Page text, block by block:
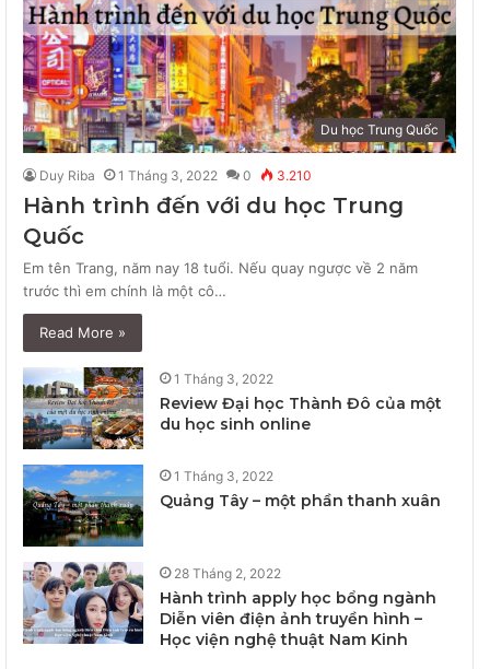
Du học Trung Quốc
Duy Riba 1 Tháng 3, 2022 0 3.210
Hành trình đến với du học Trung
Quốc
Em tên Trang, năm nay 18 tuổi. Nếu quay ngược về 2 năm
trước thì em chính là một cô…
Read More »
1 Tháng 3, 2022
Review Đại học Thành Đô của một
du học sinh online
1 Tháng 3, 2022
Quảng Tây – một phần thanh xuân
28 Tháng 2, 2022
Hành trình apply học bổng ngành
Diễn viên điện ảnh truyền hình –
Học viện nghệ thuật Nam Kinh